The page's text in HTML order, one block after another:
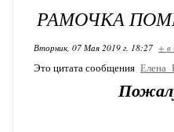
РАМОЧКА
Вторник, 07 Мая 2019 г. 18:27 + в
Это цитата сообщения